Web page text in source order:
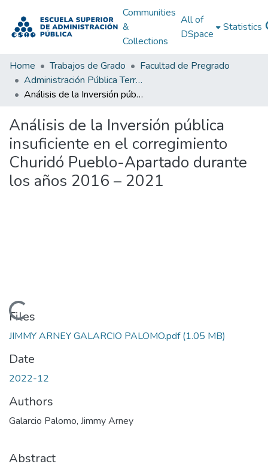
Communities
&
Collections
All of
DSpace
Statistics
Home Trabajos de Grado
Facultad de Pregrado
Administración Pública Territorial (APT)
Análisis de la Inversión pública insuficiente en el corregimiento Churidó Pueblo-Apartado durante los años 2016 – 2021
Análisis de la Inversión pública
insuficiente en el corregimiento
Churidó Pueblo-Apartado durante
los años 2016 – 2021
Files
JIMMY ARNEY GALARCIO PALOMO.pdf(1.05 MB)
Date
2022-12
Authors
Galarcio Palomo, Jimmy Arney
Abstract